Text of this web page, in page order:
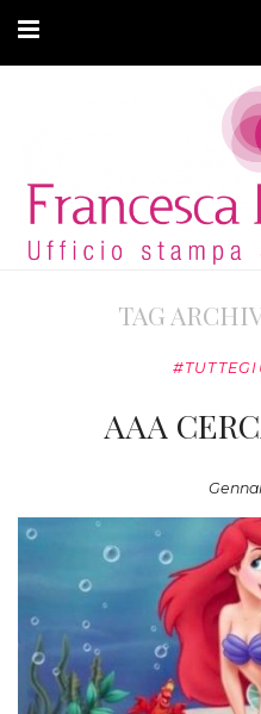
ARTICOLI
MODA ADATTIVA
CONTATTITAG
AAA